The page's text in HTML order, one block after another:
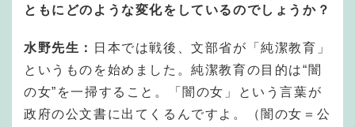
ともにどのような変化をしているのでしょうか？
水野先生：
日本では戦後、文部省が「純潔教育」
というものを始めました。純潔教育の目的は“闇
の女”を一掃すること。「闇の女」という言葉が
政府の公文書に出てくるんですよ。（闇の女＝公